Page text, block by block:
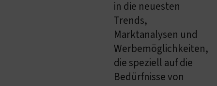
in die neuesten
Trends,
Marktanalysen und
Werbemöglichkeiten,
die speziell auf die
Bedürfnisse von